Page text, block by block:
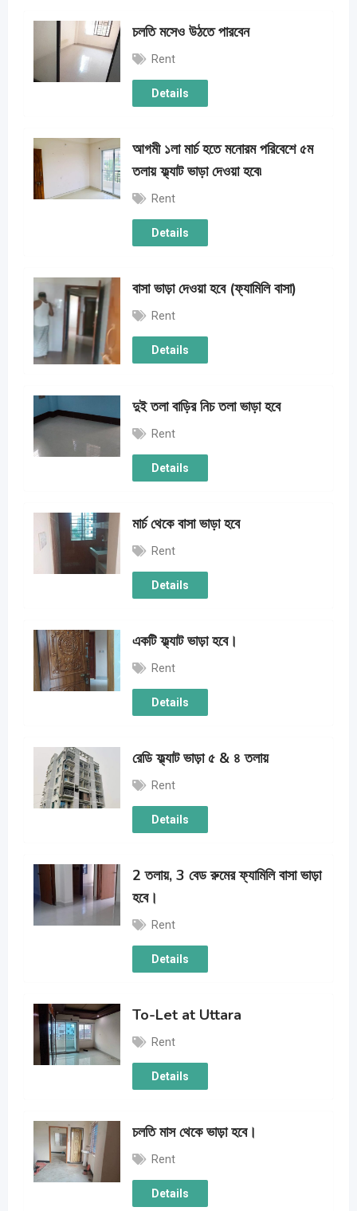
চলতি মসেও উঠতে পারবেন
Rent
Details
আগমী ১লা মার্চ হতে মনোরম পরিবেশে ৫ম
তলায় ফ্ল্যাট ভাড়া দেওয়া হবে৷
Rent
Details
বাসা ভাড়া দেওয়া হবে (ফ্যামিলি বাসা)
Rent
Details
দুই তলা বাড়ির নিচ তলা ভাড়া হবে
Rent
Details
মার্চ থেকে বাসা ভাড়া হবে
Rent
Details
একটি ফ্ল্যাট ভাড়া হবে।
Rent
Details
রেডি ফ্ল্যাট ভাড়া ৫ & ৪ তলায়
Rent
Details
2 তলায়, 3 বেড রুমের ফ্যামিলি বাসা ভাড়া
হবে।
Rent
Details
To-Let at Uttara
Rent
Details
চলতি মাস থেকে ভাড়া হবে।
Rent
Details